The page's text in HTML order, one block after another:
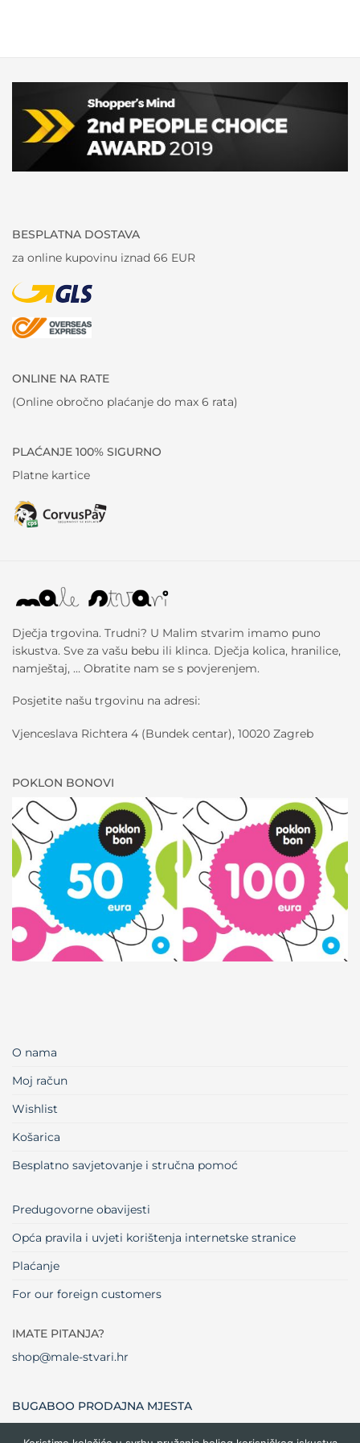
BESPLATNA DOSTAVA
za online kupovinu iznad 66 EUR
ONLINE NA RATE
(Online obročno plaćanje do max 6 rata)
PLAĆANJE 100% SIGURNO
Platne kartice
Dječja trgovina. Trudni? U Malim stvarim imamo puno
iskustva. Sve za vašu bebu ili klinca. Dječja kolica, hranilice,
namještaj, … Obratite nam se s povjerenjem.
Posjetite našu trgovinu na adresi:
Vjenceslava Richtera 4 (Bundek centar), 10020 Zagreb
POKLON BONOVI
O nama
Moj račun
Wishlist
Košarica
Besplatno savjetovanje i stručna pomoć
Predugovorne obavijesti
Opća pravila i uvjeti korištenja internetske stranice
Plaćanje
For our foreign customers
IMATE PITANJA?
shop@male-stvari.hr
BUGABOO PRODAJNA MJESTA